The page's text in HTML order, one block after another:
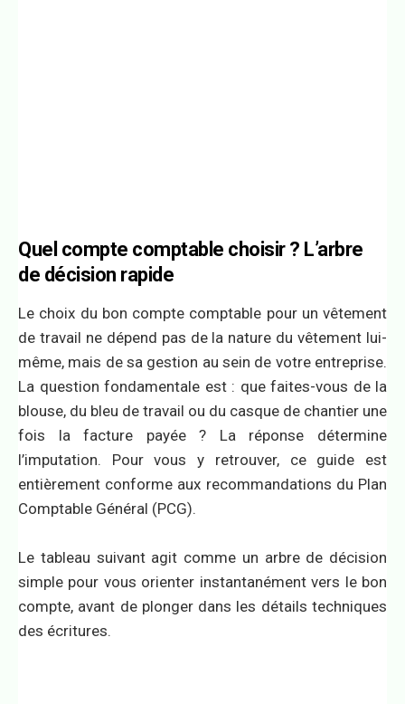
Quel compte comptable choisir ? L’arbre
de décision rapide
Le choix du bon compte comptable pour un vêtement
de travail ne dépend pas de la nature du vêtement lui-
même, mais de sa gestion au sein de votre entreprise.
La question fondamentale est : que faites-vous de la
blouse, du bleu de travail ou du casque de chantier une
fois la facture payée ? La réponse détermine
l’imputation. Pour vous y retrouver, ce guide est
entièrement conforme aux recommandations du Plan
Comptable Général (PCG).
Le tableau suivant agit comme un arbre de décision
simple pour vous orienter instantanément vers le bon
compte, avant de plonger dans les détails techniques
des écritures.